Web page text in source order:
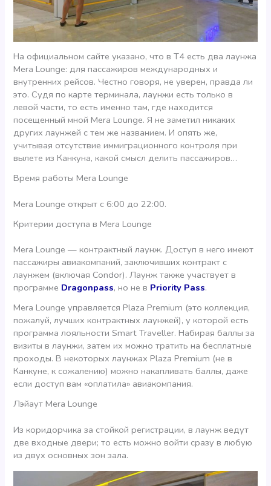
На официальном сайте указано, что в Т4 есть два лаунжа
Mera Lounge: для пассажиров международных и
внутренних рейсов. Честно говоря, не уверен, правда ли
это. Судя по карте терминала, лаунжи есть только в
левой части, то есть именно там, где находится
посещенный мной Mera Lounge. Я не заметил никаких
других лаунжей с тем же названием. И опять же,
учитывая отсутствие иммиграционного контроля при
вылете из Канкуна, какой смысл делить пассажиров…
Время работы Mera Lounge
Mera Lounge открыт с 6:00 до 22:00.
Критерии доступа в Mera Lounge
Mera Lounge — контрактный лаунж. Доступ в него имеют
пассажиры авиакомпаний, заключивших контракт с
лаунжем (включая Condor). Лаунж также участвует в
программе Dragonpass, но не в Priority Pass.
Mera Lounge управляется Plaza Premium (это коллекция,
пожалуй, лучших контрактных лаунжей), у которой есть
программа лояльности Smart Traveller. Набирая баллы за
визиты в лаунжи, затем их можно тратить на бесплатные
проходы. В некоторых лаунжах Plaza Premium (не в
Канкуне, к сожалению) можно накапливать баллы, даже
если доступ вам «оплатила» авиакомпания.
Лэйаут Mera Lounge
Из коридорчика за стойкой регистрации, в лаунж ведут
две входные двери; то есть можно войти сразу в любую
из двух основных зон зала.